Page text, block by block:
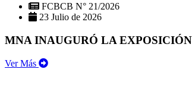
FCBCB N° 21/2026
23 Julio de 2026
MNA INAUGURÓ LA
Ver Más